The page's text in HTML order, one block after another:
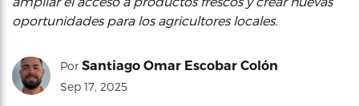
oportunidades para los agricultores locales.
Por Santiago Omar Escobar Colón
Sep 17, 2025